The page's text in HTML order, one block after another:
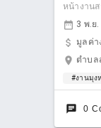
หน้างาน
date_range 3 พ.ย.
attach_money มูลค่า
location_on ตำบล
#งานมุง
chat 0